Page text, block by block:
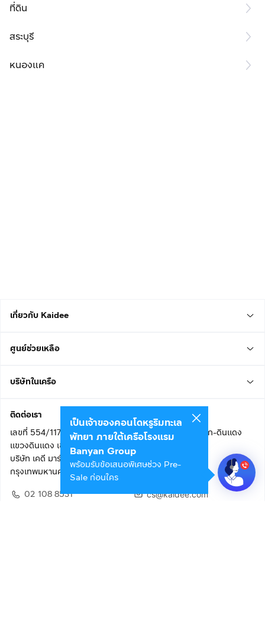
ที่ดิน
สระบุรี
หนองแค
เกี่ยวกับ Kaidee
ศูนย์ช่วยเหลือ
บริษัทในเครือ
ติดต่อเรา
เลขที่ 554/117 อาคารสกายไนน์ เซ็นเตอร์ ชั้น 22 ถนนอโศก-ดินแดง
แขวงดินแดง เขตดินแดง
บริษัท เคดี มาร์เก็ตเพลส จำกัด (สำนักงานใหญ่)
กรุงเทพมหานคร 10400
02 108 8531
cs@kaidee.com
เป็นเจ้าของคอนโดหรูริมทะเล
พัทยา ภายใต้เครือโรงแรม
Banyan Group
พร้อมรับข้อเสนอพิเศษช่วง Pre-
Sale ก่อนใคร